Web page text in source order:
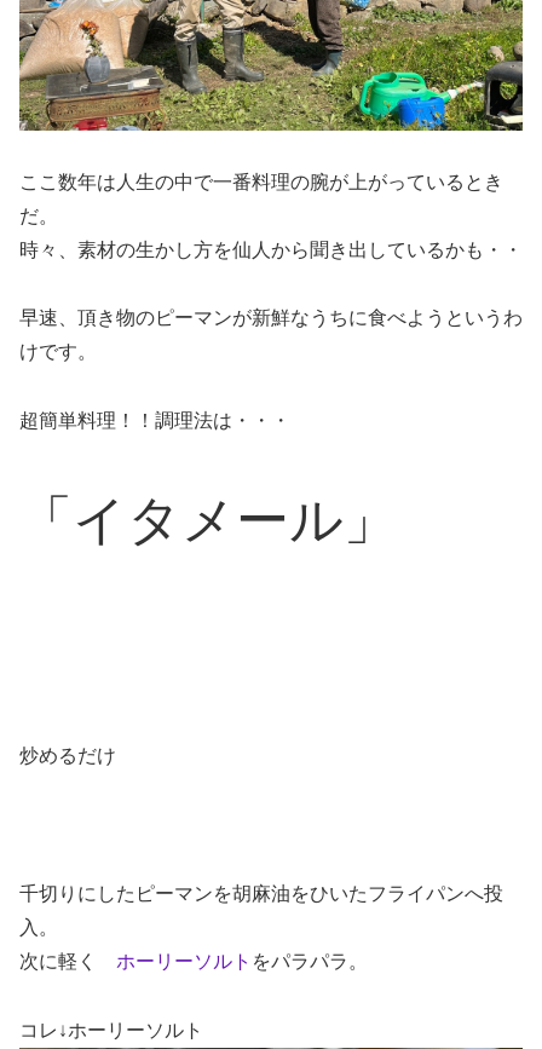
ここ数年は人生の中で一番料理の腕が上がっているとき
だ。
時々、素材の生かし方を仙人から聞き出しているかも・・
早速、頂き物のピーマンが新鮮なうちに食べようというわ
けです。
超簡単料理！！調理法は・・・
「イタメール」
炒めるだけ
千切りにしたピーマンを胡麻油をひいたフライパンへ投
入。
次に軽く ホーリーソルト をパラパラ。
コレ↓ホーリーソルト